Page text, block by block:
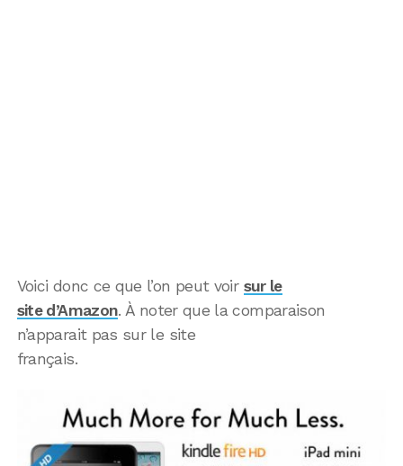
Voici donc ce que l’on peut voir sur le
site d’Amazon. À noter que la comparaison
n’apparait pas sur le site
français.